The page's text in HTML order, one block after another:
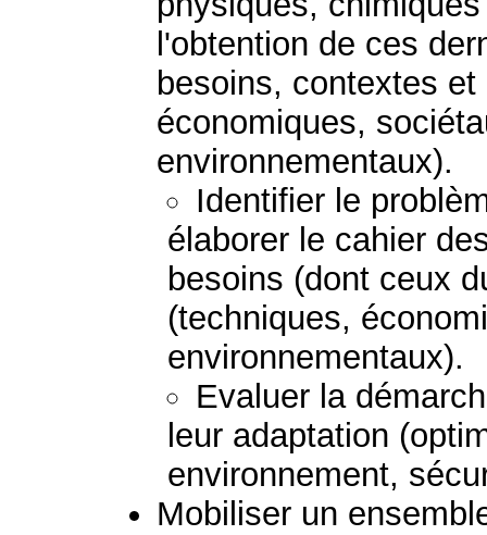
l'obtention de ces
besoins, contextes
économiques,
environnementaux).
Identifier le
élaborer le cahier
besoins (dont ceux
(techniques,
environnementaux).
Evaluer la
leur adaptation
environnement,
Mobiliser un